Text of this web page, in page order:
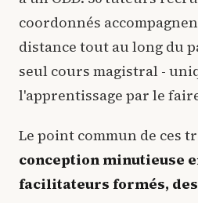
coordonnés
distance tout au long du
seul cours magistral -
l'apprentissage par le
Le point commun de ces
conception minutieuse
facilitateurs formés,